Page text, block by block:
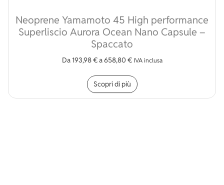
Neoprene Yamamoto 45 High performance
Superliscio Aurora Ocean Nano Capsule –
Spaccato
Da 193,98€a658,80 € IVA inclusa
Scopri di più